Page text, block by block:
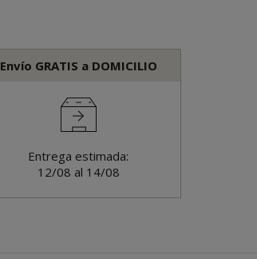
Envío GRATIS a DOMICILIO
Entrega estimada:
12/08 al 14/08